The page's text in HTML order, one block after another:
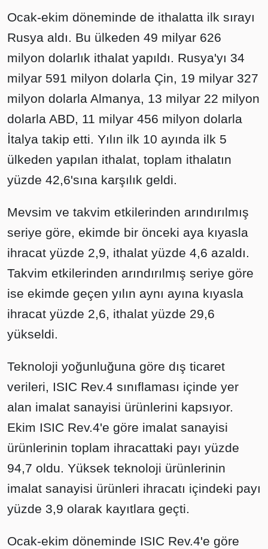
Ocak-ekim döneminde de ithalatta ilk sırayı
Rusya aldı. Bu ülkeden 49 milyar 626
milyon dolarlık ithalat yapıldı. Rusya'yı 34
milyar 591 milyon dolarla Çin, 19 milyar 327
milyon dolarla Almanya, 13 milyar 22 milyon
dolarla ABD, 11 milyar 456 milyon dolarla
İtalya takip etti. Yılın ilk 10 ayında ilk 5
ülkeden yapılan ithalat, toplam ithalatın
yüzde 42,6'sına karşılık geldi.
Mevsim ve takvim etkilerinden arındırılmış
seriye göre, ekimde bir önceki aya kıyasla
ihracat yüzde 2,9, ithalat yüzde 4,6 azaldı.
Takvim etkilerinden arındırılmış seriye göre
ise ekimde geçen yılın aynı ayına kıyasla
ihracat yüzde 2,6, ithalat yüzde 29,6
yükseldi.
Teknoloji yoğunluğuna göre dış ticaret
verileri, ISIC Rev.4 sınıflaması içinde yer
alan imalat sanayisi ürünlerini kapsıyor.
Ekim ISIC Rev.4'e göre imalat sanayisi
ürünlerinin toplam ihracattaki payı yüzde
94,7 oldu. Yüksek teknoloji ürünlerinin
imalat sanayisi ürünleri ihracatı içindeki payı
yüzde 3,9 olarak kayıtlara geçti.
Ocak-ekim döneminde ISIC Rev.4'e göre